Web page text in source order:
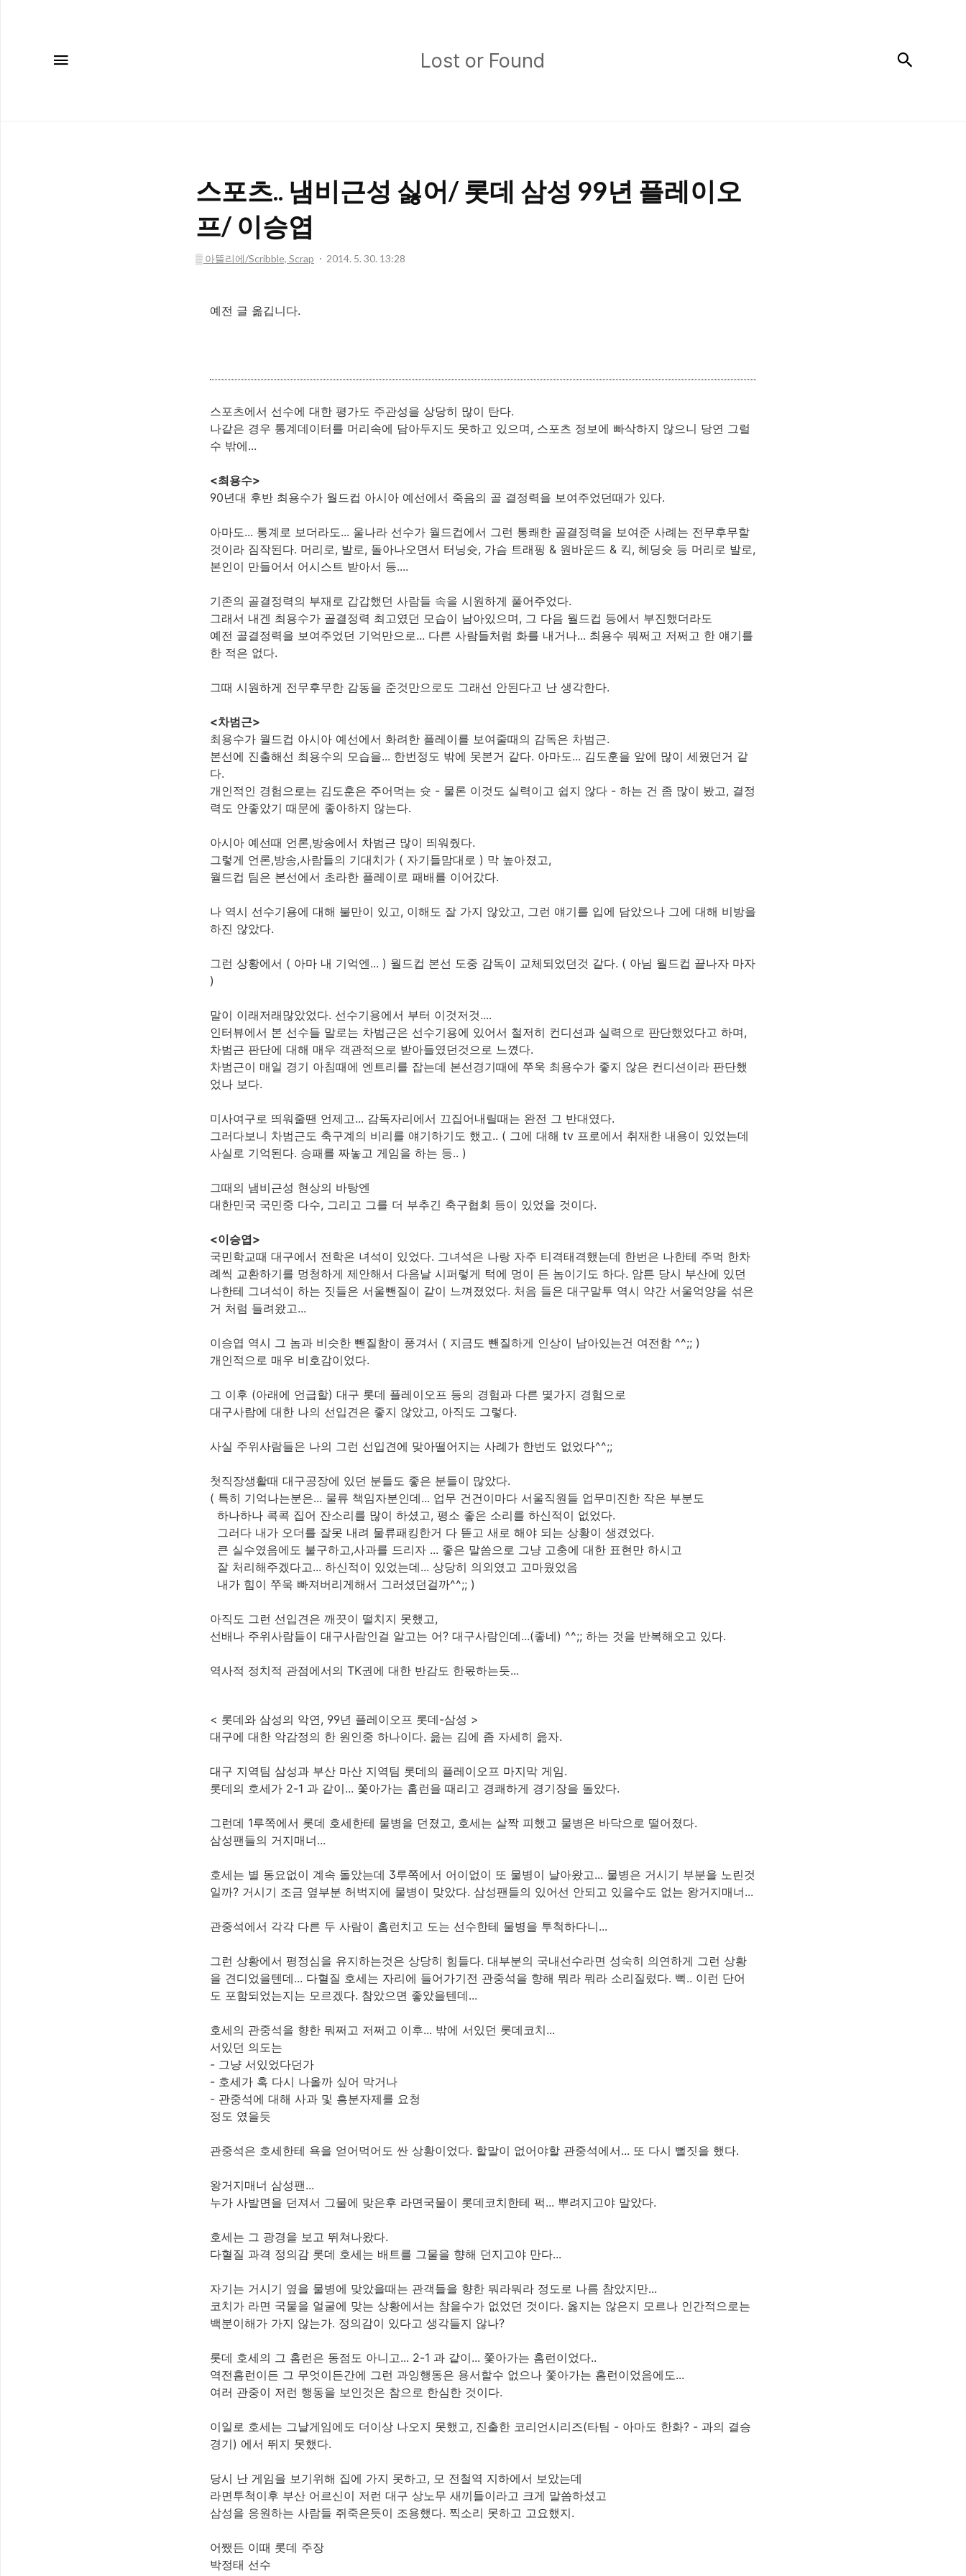
or
Lost or Found
스포츠.. 냄비근성 싫어/ 롯데 삼성 99년 플레이오
프/ 이승엽
▒ 아뜰리에/Scribble, Scrap 2014. 5. 30. 13:28
예전 글 옮깁니다.
스포츠에서 선수에 대한 평가도 주관성을 상당히 많이 탄다.
나같은 경우 통계데이터를 머리속에 담아두지도 못하고 있으며, 스포츠 정보에 빠삭하지 않으니 당연 그럴
수 밖에...
<최용수>
90년대 후반 최용수가 월드컵 아시아 예선에서 죽음의 골 결정력을 보여주었던때가 있다.
아마도... 통계로 보더라도... 울나라 선수가 월드컵에서 그런 통쾌한 골결정력을 보여준 사례는 전무후무할
것이라 짐작된다. 머리로, 발로, 돌아나오면서 터닝슛, 가슴 트래핑 & 원바운드 & 킥, 헤딩슛 등 머리로 발로,
본인이 만들어서 어시스트 받아서 등....
기존의 골결정력의 부재로 갑갑했던 사람들 속을 시원하게 풀어주었다.
그래서 내겐 최용수가 골결정력 최고였던 모습이 남아있으며, 그 다음 월드컵 등에서 부진했더라도
예전 골결정력을 보여주었던 기억만으로... 다른 사람들처럼 화를 내거나... 최용수 뭐쩌고 저쩌고 한 얘기를
한 적은 없다.
그때 시원하게 전무후무한 감동을 준것만으로도 그래선 안된다고 난 생각한다.
<차범근>
최용수가 월드컵 아시아 예선에서 화려한 플레이를 보여줄때의 감독은 차범근.
본선에 진출해선 최용수의 모습을... 한번정도 밖에 못본거 같다. 아마도... 김도훈을 앞에 많이 세웠던거 같
다.
개인적인 경험으로는 김도훈은 주어먹는 슛 - 물론 이것도 실력이고 쉽지 않다 - 하는 건 좀 많이 봤고, 결정
력도 안좋았기 때문에 좋아하지 않는다.
아시아 예선때 언론,방송에서 차범근 많이 띄워줬다.
그렇게 언론,방송,사람들의 기대치가 ( 자기들맘대로 ) 막 높아졌고,
월드컵 팀은 본선에서 초라한 플레이로 패배를 이어갔다.
나 역시 선수기용에 대해 불만이 있고, 이해도 잘 가지 않았고, 그런 얘기를 입에 담았으나 그에 대해 비방을
하진 않았다.
그런 상황에서 ( 아마 내 기억엔... ) 월드컵 본선 도중 감독이 교체되었던것 같다. ( 아님 월드컵 끝나자 마자
)
말이 이래저래많았었다. 선수기용에서 부터 이것저것....
인터뷰에서 본 선수들 말로는 차범근은 선수기용에 있어서 철저히 컨디션과 실력으로 판단했었다고 하며,
차범근 판단에 대해 매우 객관적으로 받아들였던것으로 느꼈다.
차범근이 매일 경기 아침때에 엔트리를 잡는데 본선경기때에 쭈욱 최용수가 좋지 않은 컨디션이라 판단했
었나 보다.
미사여구로 띄워줄땐 언제고... 감독자리에서 끄집어내릴때는 완전 그 반대였다.
그러다보니 차범근도 축구계의 비리를 얘기하기도 했고.. ( 그에 대해 tv 프로에서 취재한 내용이 있었는데
사실로 기억된다. 승패를 짜놓고 게임을 하는 등.. )
그때의 냄비근성 현상의 바탕엔
대한민국 국민중 다수, 그리고 그를 더 부추긴 축구협회 등이 있었을 것이다.
<이승엽>
국민학교때 대구에서 전학온 녀석이 있었다. 그녀석은 나랑 자주 티격태격했는데 한번은 나한테 주먹 한차
례씩 교환하기를 멍청하게 제안해서 다음날 시퍼렇게 턱에 멍이 든 놈이기도 하다. 암튼 당시 부산에 있던
나한테 그녀석이 하는 짓들은 서울뺀질이 같이 느껴졌었다. 처음 들은 대구말투 역시 약간 서울억양을 섞은
거 처럼 들려왔고...
이승엽 역시 그 놈과 비슷한 뺀질함이 풍겨서 ( 지금도 뺀질하게 인상이 남아있는건 여전함 ^^;; )
개인적으로 매우 비호감이었다.
그 이후 (아래에 언급할) 대구 롯데 플레이오프 등의 경험과 다른 몇가지 경험으로
대구사람에 대한 나의 선입견은 좋지 않았고, 아직도 그렇다.
사실 주위사람들은 나의 그런 선입견에 맞아떨어지는 사례가 한번도 없었다^^;;
첫직장생활때 대구공장에 있던 분들도 좋은 분들이 많았다.
( 특히 기억나는분은... 물류 책임자분인데... 업무 건건이마다 서울직원들 업무미진한 작은 부분도
하나하나 콕콕 집어 잔소리를 많이 하셨고, 평소 좋은 소리를 하신적이 없었다.
그러다 내가 오더를 잘못 내려 물류패킹한거 다 뜯고 새로 해야 되는 상황이 생겼었다.
큰 실수였음에도 불구하고,사과를 드리자 ... 좋은 말씀으로 그냥 고충에 대한 표현만 하시고
잘 처리해주겠다고... 하신적이 있었는데... 상당히 의외였고 고마웠었음
내가 힘이 쭈욱 빠져버리게해서 그러셨던걸까^^;; )
아직도 그런 선입견은 깨끗이 떨치지 못했고,
선배나 주위사람들이 대구사람인걸 알고는 어? 대구사람인데...(좋네) ^^;; 하는 것을 반복해오고 있다.
역사적 정치적 관점에서의 TK권에 대한 반감도 한몫하는듯...
< 롯데와 삼성의 악연, 99년 플레이오프 롯데-삼성 >
대구에 대한 악감정의 한 원인중 하나이다. 읊는 김에 좀 자세히 읊자.
대구 지역팀 삼성과 부산 마산 지역팀 롯데의 플레이오프 마지막 게임.
롯데의 호세가 2-1 과 같이... 쫓아가는 홈런을 때리고 경쾌하게 경기장을 돌았다.
그런데 1루쪽에서 롯데 호세한테 물병을 던졌고, 호세는 살짝 피했고 물병은 바닥으로 떨어졌다.
삼성팬들의 거지매너...
호세는 별 동요없이 계속 돌았는데 3루쪽에서 어이없이 또 물병이 날아왔고... 물병은 거시기 부분을 노린것
일까? 거시기 조금 옆부분 허벅지에 물병이 맞았다. 삼성팬들의 있어선 안되고 있을수도 없는 왕거지매너...
관중석에서 각각 다른 두 사람이 홈런치고 도는 선수한테 물병을 투척하다니...
그런 상황에서 평정심을 유지하는것은 상당히 힘들다. 대부분의 국내선수라면 성숙히 의연하게 그런 상황
을 견디었을텐데... 다혈질 호세는 자리에 들어가기전 관중석을 향해 뭐라 뭐라 소리질렀다. 뻑.. 이런 단어
도 포함되었는지는 모르겠다. 참았으면 좋았을텐데...
호세의 관중석을 향한 뭐쩌고 저쩌고 이후... 밖에 서있던 롯데코치...
서있던 의도는
- 그냥 서있었다던가
- 호세가 혹 다시 나올까 싶어 막거나
- 관중석에 대해 사과 및 흥분자제를 요청
정도 였을듯
관중석은 호세한테 욕을 얻어먹어도 싼 상황이었다. 할말이 없어야할 관중석에서... 또 다시 뻘짓을 했다.
왕거지매너 삼성팬...
누가 사발면을 던져서 그물에 맞은후 라면국물이 롯데코치한테 퍽... 뿌려지고야 말았다.
호세는 그 광경을 보고 뛰쳐나왔다.
다혈질 과격 정의감 롯데 호세는 배트를 그물을 향해 던지고야 만다...
자기는 거시기 옆을 물병에 맞았을때는 관객들을 향한 뭐라뭐라 정도로 나름 참았지만...
코치가 라면 국물을 얼굴에 맞는 상황에서는 참을수가 없었던 것이다. 옳지는 않은지 모르나 인간적으로는
백분이해가 가지 않는가. 정의감이 있다고 생각들지 않나?
롯데 호세의 그 홈런은 동점도 아니고... 2-1 과 같이... 쫓아가는 홈런이었다..
역전홈런이든 그 무엇이든간에 그런 과잉행동은 용서할수 없으나 쫓아가는 홈런이었음에도...
여러 관중이 저런 행동을 보인것은 참으로 한심한 것이다.
이일로 호세는 그날게임에도 더이상 나오지 못했고, 진출한 코리언시리즈(타팀 - 아마도 한화? - 과의 결승
경기) 에서 뛰지 못했다.
당시 난 게임을 보기위해 집에 가지 못하고, 모 전철역 지하에서 보았는데
라면투척이후 부산 어르신이 저런 대구 상노무 새끼들이라고 크게 말씀하셨고
삼성을 응원하는 사람들 쥐죽은듯이 조용했다. 찍소리 못하고 고요했지.
어쨌든 이때 롯데 주장
박정태 선수